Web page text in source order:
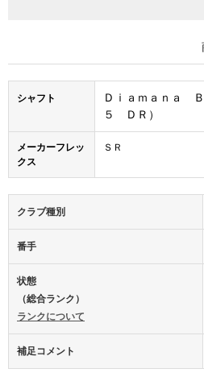
シャフト
Ｄｉａｍａｎａ
５ ＤＲ）
メーカーフレッ
クス
ＳＲ
クラブ種別
番手
状態
（総合ランク）
ランクについて
補足コメント